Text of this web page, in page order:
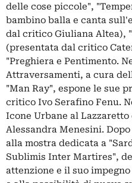
delle cose piccole",
bambino balla e canta
dal critico Giuliana Altea),
(presentata dal critico
"Preghiera e Pentimento.
Attraversamenti, a cura
"Man Ray", espone le sue
critico Ivo Serafino Fenu.
Icone Urbane al
Alessandra Menesini.
alla mostra dedicata a
Sublimis Inter Martires",
attenzione e il suo